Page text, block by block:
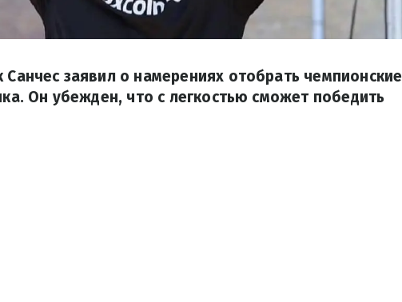
заявил о намерениях отобрать чемпионские
Он убежден, что с легкостью сможет победить